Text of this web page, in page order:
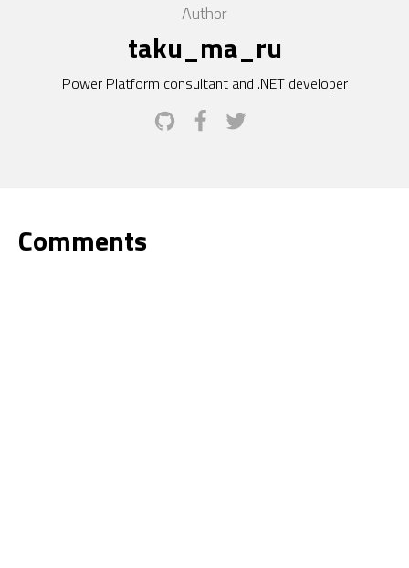
Author
taku_ma_ru
Power Platform consultant and .NET developer
Comments